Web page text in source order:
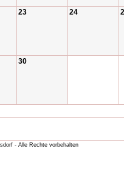
23 24
30
- Alle Rechte vorbehalten